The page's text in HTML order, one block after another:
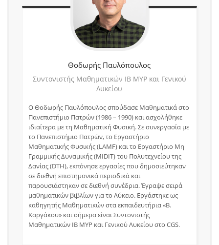
Θοδωρής Παυλόπουλος
Συντονιστής Μαθηματικών IB MYP και Γενικού
Λυκείου
O Θοδωρής Παυλόπουλος σπούδασε Μαθηματικά στο
Πανεπιστήμιο Πατρών (1986 – 1990) και ασχολήθηκε
ιδιαίτερα με τη Μαθηματική Φυσική. Σε συνεργασία με
το Πανεπιστήμιο Πατρών, το Εργαστήριο
Μαθηματικής Φυσικής (LAMF) και το Εργαστήριο Μη
Γραμμικής Δυναμικής (MIDIT) του Πολυτεχνείου της
Δανίας (DTH), εκπόνησε εργασίες που δημοσιεύτηκαν
σε διεθνή επιστημονικά περιοδικά και
παρουσιάστηκαν σε διεθνή συνέδρια. Έγραψε σειρά
μαθηματικών βιβλίων για το Λύκειο. Εργάστηκε ως
καθηγητής Μαθηματικών στα εκπαιδευτήρια «Β.
Καργάκου» και σήμερα είναι Συντονιστής
Μαθηματικών IB MYP και Γενικού Λυκείου στο CGS.